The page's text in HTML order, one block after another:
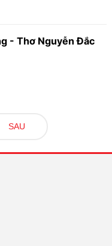
- Thơ Nguyễn Đắc
SAU